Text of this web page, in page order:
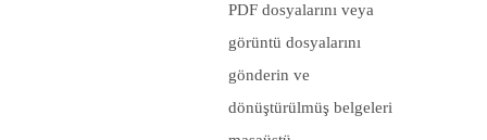
PDF dosyalarını veya
görüntü dosyalarını
gönderin ve
dönüştürülmüş belgeleri